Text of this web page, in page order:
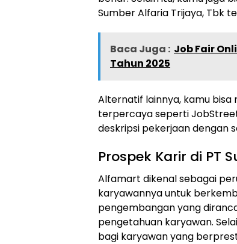
Sumber Alfaria Trijaya, Tbk
Baca Juga : Job Fair
Tahun 2025
Alternatif lainnya, kamu bisa
terpercaya seperti
deskripsi pekerjaan dengan
Prospek Karir di PT
Alfamart dikenal sebagai
karyawannya untuk
pengembangan yang
pengetahuan karyawan.
bagi karyawan yang